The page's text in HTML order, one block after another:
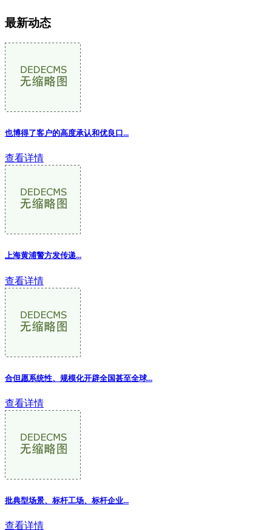
最新动态
也博得了客户的高度承认和优良口...
查看详情
上海黄浦警方发传递...
查看详情
合但愿系统性、规模化开辟全国甚至全球...
查看详情
批典型场景、标杆工场、标杆企业...
查看详情